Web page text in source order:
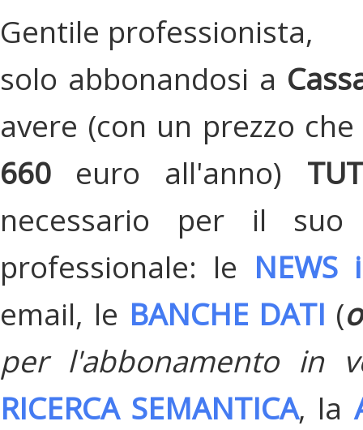
Gentile professionista,
solo abbonandosi a
avere (con un prezzo
660 euro all'anno)
necessario per il suo
professionale: le
email, le BANCHE DATI (
per l'abbonamento in
RICERCA SEMANTICA, la